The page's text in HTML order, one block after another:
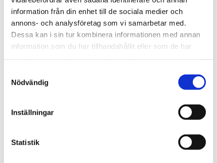
information från din enhet till de sociala medier och
annons- och analysföretag som vi samarbetar med.
Dessa kan i sin tur kombinera informationen med annan
information som du har tillhandahållit eller som de har
Nödvändig
Inställningar
Statistik
st Lägg i varukorgen
Finns i lager